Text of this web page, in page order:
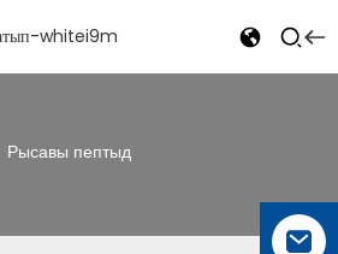
Рысавы пептыд